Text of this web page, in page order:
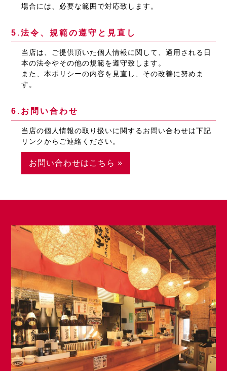
場合には、必要な範囲で対応致します。
5.法令、規範の遵守と見直し
当店は、ご提供頂いた個人情報に関して、適用される日
本の法令やその他の規範を遵守致します。
また、本ポリシーの内容を見直し、その改善に努めま
す。
6.お問い合わせ
当店の個人情報の取り扱いに関するお問い合わせは下記
リンクからご連絡ください。
お問い合わせはこちら »